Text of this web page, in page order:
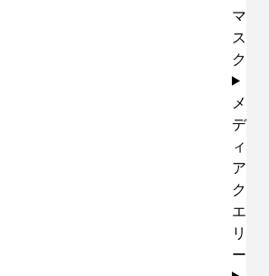
マ
ス
ク
メ
デ
ィ
ア
ク
エ
リ
ー